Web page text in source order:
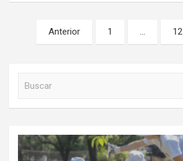
Paginación
Anterior 1 … 12
r